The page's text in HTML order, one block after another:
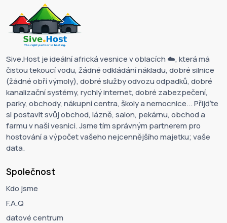
Sive.Host je ideální africká vesnice v oblacích ☁️, která má
čistou tekoucí vodu, žádné odkládání nákladu, dobré silnice
(žádné obří výmoly), dobré služby odvozu odpadků, dobré
kanalizační systémy, rychlý internet, dobré zabezpečení,
parky, obchody, nákupní centra, školy a nemocnice... Přijďte
si postavit svůj obchod, lázně, salon, pekárnu, obchod a
farmu v naší vesnici. Jsme tím správným partnerem pro
hostování a výpočet vašeho nejcennějšího majetku; vaše
data.
Společnost
Kdo jsme
F.A.Q
datové centrum